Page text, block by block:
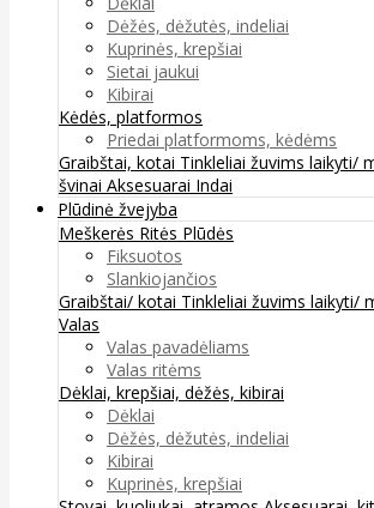
Dėžės, dėžutės, indeliai
Kuprinės, krepšiai
Sietai jaukui
Kibirai
Kėdės, platformos
Priedai platformoms, kėdėms
Graibštai, kotai Tinkleliai žuvims laikyti/
švinai Aksesuarai Indai
Plūdinė žvejyba
Meškerės Ritės Plūdės
Fiksuotos
Slankiojančios
Graibštai/ kotai Tinkleliai žuvims laikyti/
Valas
Valas pavadėliams
Valas ritėms
Dėklai, krepšiai, dėžės, kibirai
Dėklai
Dėžės, dėžutės, indeliai
Kibirai
Kuprinės, krepšiai